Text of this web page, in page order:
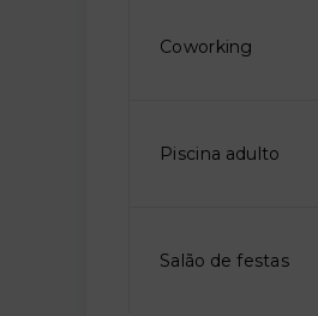
Coworking
Piscina adulto
Salão de festas